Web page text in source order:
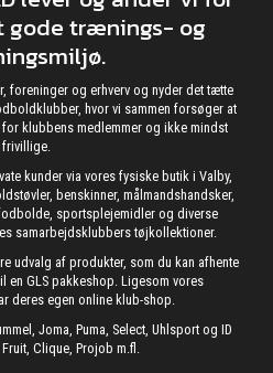
gode trænings- og
foreninger og erhverv og nyder det tætte
hvor vi sammen forsøger at
klubbens medlemmer og ikke mindst
frivillige.
kunder via vores fysiske butik i Valby,
benskinner, målmandshandsker,
sportsplejemidler og diverse
samarbejdsklubbers tøjkollektioner.
udvalg af produkter, som du kan afhente
en GLS pakkeshop. Ligesom vores
deres egen online klub-shop.
Joma, Puma, Select, Uhlsport og ID
Fruit, Clique, Projob m.fl.